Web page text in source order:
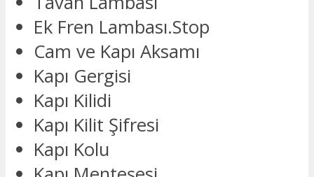
Ek Fren Lambası.Stop
Cam ve Kapı Aksamı
Kapı Gergisi
Kapı Kilidi
Kapı Kilit Şifresi
Kapı Kolu